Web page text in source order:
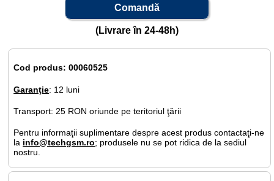
Comandă
(Livrare în 24-48h)
Cod produs: 00060525
Garanţie: 12 luni
Transport: 25 RON oriunde pe teritoriul ţării
Pentru informaţii suplimentare despre acest produs contactaţi-ne
la info@techgsm.ro; produsele nu se pot ridica de la sediul
nostru.